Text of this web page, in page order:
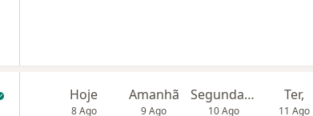
Hoje
8 Ago
Amanhã
9 Ago
Segunda-feira
10 Ago
Ter,
11 Ago